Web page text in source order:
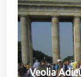
Veolia